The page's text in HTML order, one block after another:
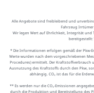
Alle Angebote sind freibleibend und
Fahrzeug
Wir legen Wert auf Ehrlichkeit, Integrität und
bereitgestellt:
* Die Informationen erfolgen gemäß der Pkw-
Werte wurden nach dem vorgeschriebenen
Procedures) ermittelt. Der Kraftstoffverbrauch
Ausnutzung des Kraftstoffs durch den Pkw,
abhängig. CO₂ ist das für die
** Es werden nur die CO₂-Emissionen
durch die Produktion und Bereitstellung des